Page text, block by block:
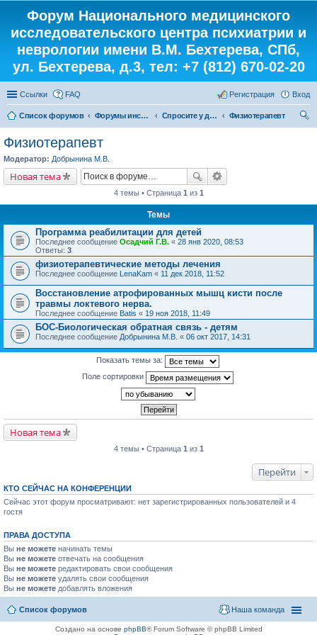
Форум Национального медицинского
исследовательского центра психиатрии и
неврологии имени В.М. Бехтерева, СПб,
ул. Бехтерева, д.3, тел: +7 (812) 670-02-20
Ссылки FAQ Вход
Регистрация
Список форумов Форумы института Спросите у доктора
Физиотерапевт
Физиотерапевт
Модератор: Добрынина М.В.
Новая тема
4 темы • Страница 1 из 1
Темы
Программа реабилитации для детей
Последнее сообщение Осадчий Г.В. « 28 янв 2020, 08:53
Ответы: 3
физиотерапевтические методы лечения
Последнее сообщение LenaKam « 11 дек 2018, 11:52
Восстановление атрофированных мышц кисти после
травмы локтевого нерва.
Последнее сообщение Batis « 19 ноя 2018, 11:49
БОС-Биологическая обратная связь - детям
Последнее сообщение Добрынина М.В. « 06 окт 2017, 14:31
Показать темы за:
Поле сортировки
Новая тема
4 темы • Страница 1 из 1
Перейти
КТО СЕЙЧАС НА КОНФЕРЕНЦИИ
Сейчас этот форум просматривают: нет зарегистрированных пользователей и 4
гостя
ПРАВА ДОСТУПА
Вы не можете начинать темы
Вы не можете отвечать на сообщения
Вы не можете редактировать свои сообщения
Вы не можете удалять свои сообщения
Вы не можете добавлять вложения
Список форумов Наша команда
Создано на основе phpBB® Forum Software © phpBB Limited